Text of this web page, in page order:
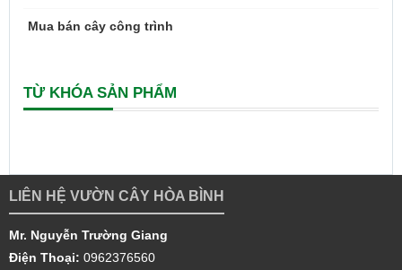
Mua bán cây công trình
TỪ KHÓA SẢN PHẨM
LIÊN HỆ VƯỜN CÂY HÒA BÌNH
Mr. Nguyễn Trường Giang
Điện Thoại: 0962376560